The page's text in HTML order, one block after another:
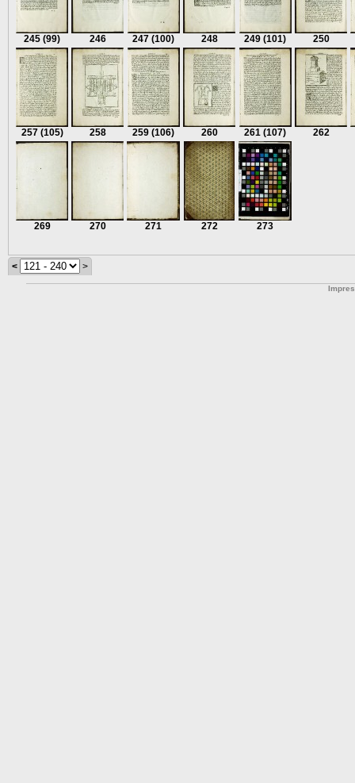
245 (99) 246 247 (100) 248 249 (101) 250
257 (105) 258 259 (106) 260 261 (107) 262
269 270 271 272 273
< >